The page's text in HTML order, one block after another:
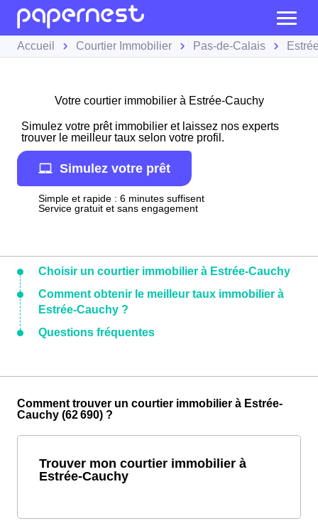
Accueil Courtier Immobilier Pas-de-Calais
Votre courtier immobilier à Estrée-Cauchy
Simulez votre prêt immobilier et laissez nos experts
trouver le meilleur taux selon votre profil.
Simulez votre prêt
Simple et rapide : 6 minutes suffisent
Service gratuit et sans engagement
Choisir un courtier immobilier à Estrée-Cauchy
Comment obtenir le meilleur taux immobilier à
Estrée-Cauchy ?
Questions fréquentes
Comment trouver un courtier immobilier à Estrée-
Cauchy (62 690) ?
Trouver mon courtier immobilier à
Estrée-Cauchy